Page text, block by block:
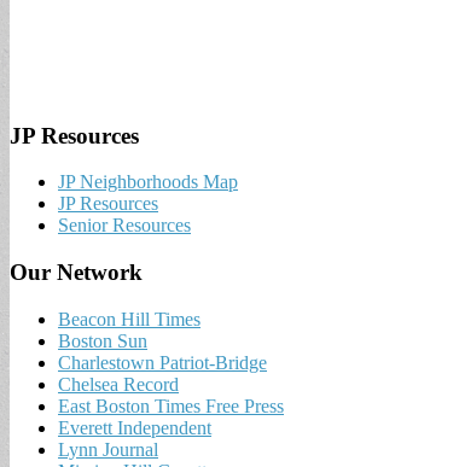
JP Resources
JP Neighborhoods Map
JP Resources
Senior Resources
Our Network
Beacon Hill Times
Boston Sun
Charlestown Patriot-Bridge
Chelsea Record
East Boston Times Free Press
Everett Independent
Lynn Journal